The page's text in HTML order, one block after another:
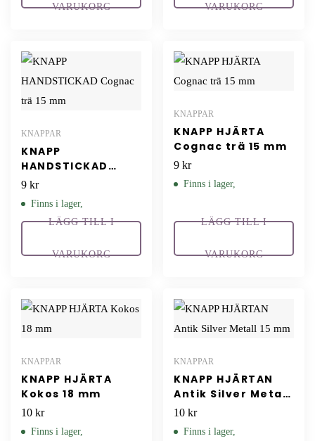
VARUKORG VARUKORG
KNAPPAR
KNAPP
HANDSTICKAD
Cognac trä 15 mm
9 kr
Finns i lager,
LÄGG TILL I
VARUKORG
KNAPPAR
KNAPP HJÄRTA
Cognac trä 15 mm
9 kr
Finns i lager,
LÄGG TILL I
VARUKORG
KNAPPAR
KNAPP HJÄRTA
Kokos 18 mm
10 kr
Finns i lager,
KNAPPAR
KNAPP HJÄRTAN
Antik Silver Metall
15 mm
10 kr
Finns i lager,